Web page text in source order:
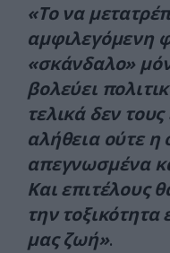
«Το να
αμφιλεγόμενη
«σκάνδαλο»
βολεύει
τελικά δεν
αλήθεια ούτε
απεγνωσμένα
Και επιτέλους
την
μας ζωή».